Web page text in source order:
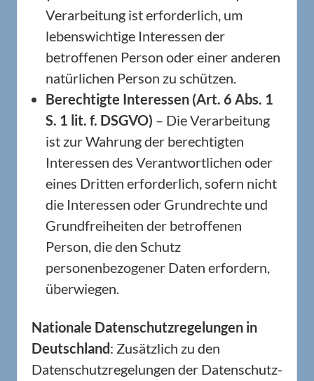
Verarbeitung ist erforderlich, um
lebenswichtige Interessen der
betroffenen Person oder einer anderen
natürlichen Person zu schützen.
Berechtigte Interessen (Art. 6 Abs. 1
S. 1 lit. f. DSGVO) – Die Verarbeitung
ist zur Wahrung der berechtigten
Interessen des Verantwortlichen oder
eines Dritten erforderlich, sofern nicht
die Interessen oder Grundrechte und
Grundfreiheiten der betroffenen
Person, die den Schutz
personenbezogener Daten erfordern,
überwiegen.
Nationale Datenschutzregelungen in
Deutschland: Zusätzlich zu den
Datenschutzregelungen der Datenschutz-